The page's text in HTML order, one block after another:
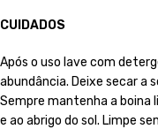
CUIDADOS
Após o uso lave com
abundância. Deixe secar a
Sempre mantenha a boina
e ao abrigo do sol. Limpe